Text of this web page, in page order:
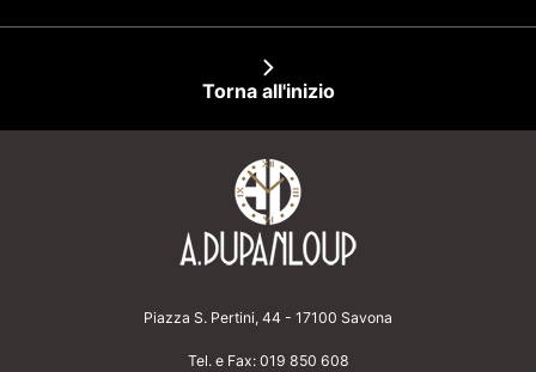
Torna all'inizio
Piazza S. Pertini, 44 - 17100 Savona
Tel. e Fax: 019 850 608